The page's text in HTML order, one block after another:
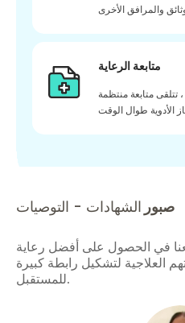
والمرافق الأخرى
متابعة الرعاية
متابعة منتظمة
الأدوية طوال الوقت
صبور الشهادات - التوصيات
في الحصول على أفضل رعاية
العلاجية لتشكيل رابطة كبيرة
للمستقبل.